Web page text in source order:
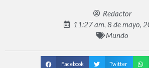
Redactor
11:27 am, 8 de mayo,
Mundo
Facebook Twitter